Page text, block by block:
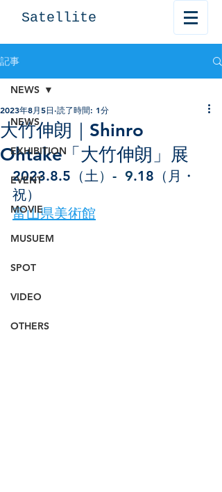
Satellite
記事
NEWS
EXHIBITION
EVENT
MOVIE
MUSUEM
SPOT
VIDEO
OTHERS
NEWS
大竹伸朗｜Shinro
Ohtake「大竹伸朗」展
2023年8月5日 読了時間: 1分
2023.8.5（土）-  9.18（月・
祝）
富山県美術館